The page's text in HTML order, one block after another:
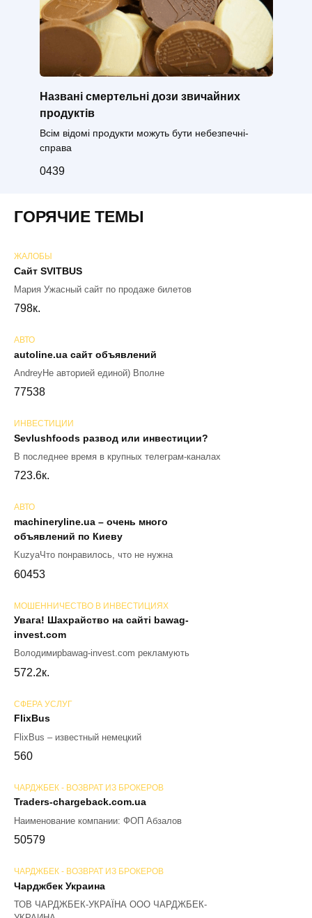
Названі смертельні дози звичайних
продуктів
Всім відомі продукти можуть бути небезпечні-
справа
0439
ГОРЯЧИЕ ТЕМЫ
ЖАЛОБЫ
Сайт SVITBUS
Мария Ужасный сайт по продаже билетов
798к.
АВТО
autoline.ua сайт объявлений
AndreyНе авторией единой) Вполне
77538
ИНВЕСТИЦИИ
Sevlushfoods развод или инвестиции?
В последнее время в крупных телеграм-каналах
723.6к.
АВТО
machineryline.ua – очень много
объявлений по Киеву
KuzyaЧто понравилось, что не нужна
60453
МОШЕННИЧЕСТВО В ИНВЕСТИЦИЯХ
Увага! Шахрайство на сайті bawag-
invest.com
Володимирbawag-invest.com рекламують
572.2к.
СФЕРА УСЛУГ
FlixBus
FlixBus – известный немецкий
560
ЧАРДЖБЕК - ВОЗВРАТ ИЗ БРОКЕРОВ
Traders-chargeback.com.ua
Наименование компании: ФОП Абзалов
50579
ЧАРДЖБЕК - ВОЗВРАТ ИЗ БРОКЕРОВ
Чарджбек Украина
ТОВ ЧАРДЖБЕК-УКРАЇНА ООО ЧАРДЖБЕК-